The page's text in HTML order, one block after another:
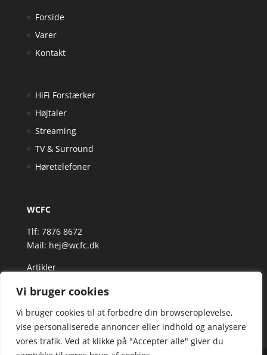
Vi bruger cookies
Vi bruger cookies til at forbedre din browseroplevelse,
vise personaliserede annoncer eller indhold og analysere
vores trafik. Ved at klikke på "Accepter alle" giver du
Forside
Varer
Kontakt
HiFi Forstærker
Højtaler
Streaming
TV & Surround
Høretelefoner
WCFC
Tlf: 7876 8672
Mail: hej@wcfc.dk
Artikler